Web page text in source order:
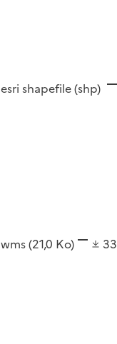
esri shapefile (shp)
wms(21,0 Ko) 33